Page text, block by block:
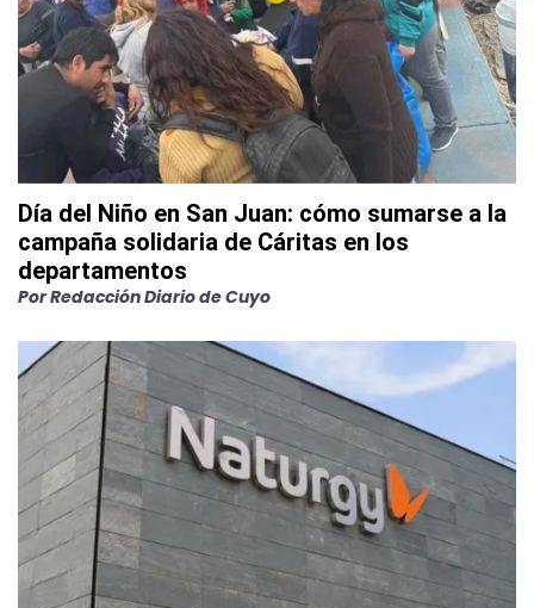
Día del Niño en San Juan: cómo sumarse a la
campaña solidaria de Cáritas en los
departamentos
PorRedacción Diario de Cuyo